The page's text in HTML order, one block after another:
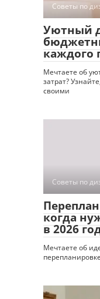
Советы по
Уютный
каждого
Мечтаете об
затрат?
своими
Советы по
когда
в 2026
Мечтаете об